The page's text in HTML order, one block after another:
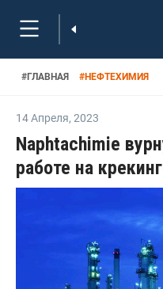
#ГЛАВНАЯ #НЕФТЕХИМИЯ
14 Апреля, 2023
Naphtachimie
работе на